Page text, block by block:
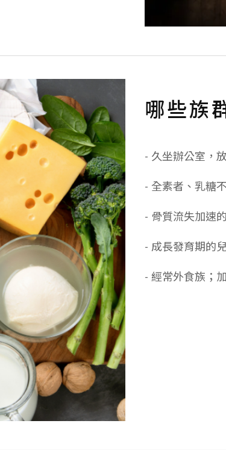
哪些族
- 久坐辦公室，
- 全素者、乳糖
- 骨質流失加速
- 成長發育期的
- 經常外食族；